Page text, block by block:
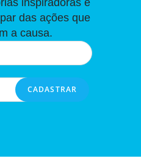
das ações que
a causa.